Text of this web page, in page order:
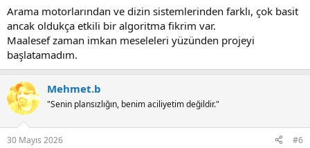
Arama motorlarından ve dizin sistemlerinden farklı, çok basit
ancak oldukça etkili bir algoritma fikrim var.
Maalesef zaman imkan meseleleri yüzünden projeyi
başlatamadım.
Mehmet.b
"Senin plansızlığın, benim aciliyetim değildir."
30 Mayıs 2026 #6